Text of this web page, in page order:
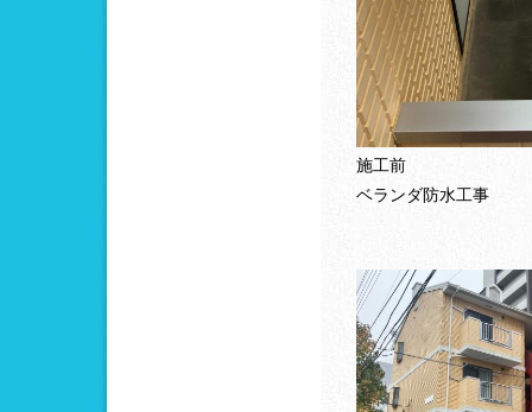
施工前
ベランダ防水工事